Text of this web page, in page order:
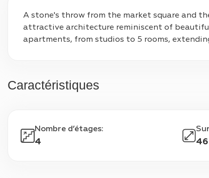
A stone's throw from the market square and
attractive architecture reminiscent of
apartments, from studios to 5 rooms,
Caractéristiques
Nombre d’étages:
4 46